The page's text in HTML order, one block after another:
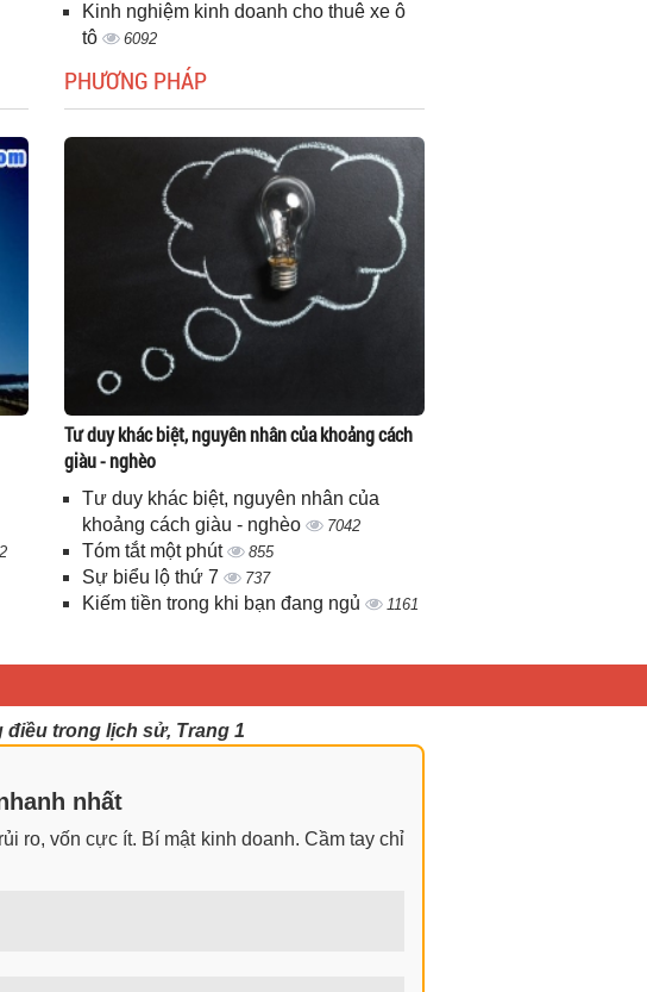
Kinh nghiệm kinh doanh cho thuê xe ô
tô
6092
PHƯƠNG PHÁP
Tư duy khác biệt, nguyên nhân của khoảng cách
giàu - nghèo
Tư duy khác biệt, nguyên nhân của
khoảng cách giàu - nghèo
7042
Tóm tắt một phút 855
Sự biểu lộ thứ 7 737
Kiếm tiền trong khi bạn đang ngủ 1161
trong lịch sử, Trang 1
nhất
ro, vốn cực ít. Bí mật kinh doanh. Cầm tay chỉ